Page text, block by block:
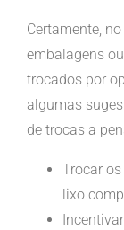
Certamente,
embalagens
trocados por
algumas
de trocas a
Trocar
lixo